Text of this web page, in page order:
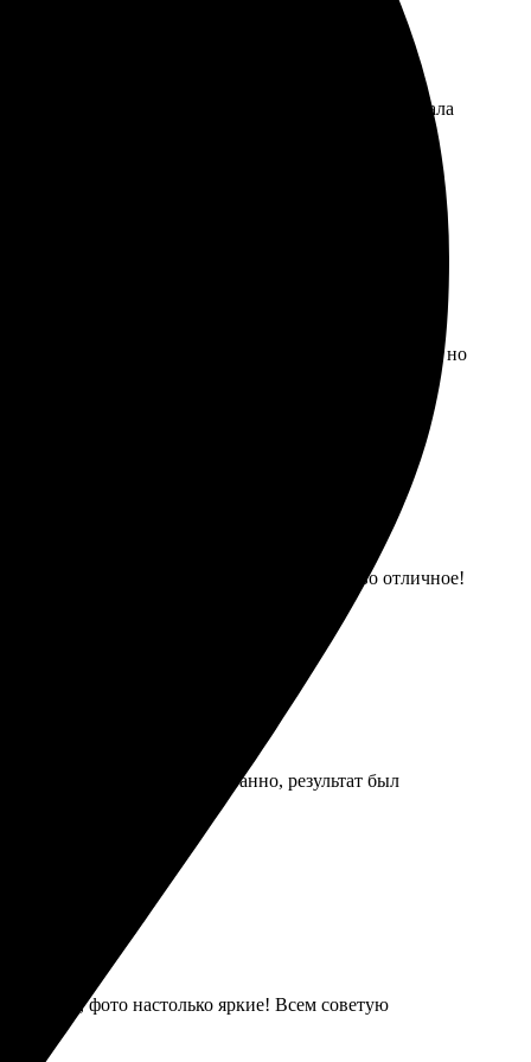
оказался простым, все шаги понятные. Загружала
всем, кто хочет сохранить лучшие моменты
порадовало. Удобно, что можно сделать всё онлайн, но
и удобно. Результат порадовал — качество отличное!
Затем, как ни странно, результат был
фото настолько яркие! Всем советую